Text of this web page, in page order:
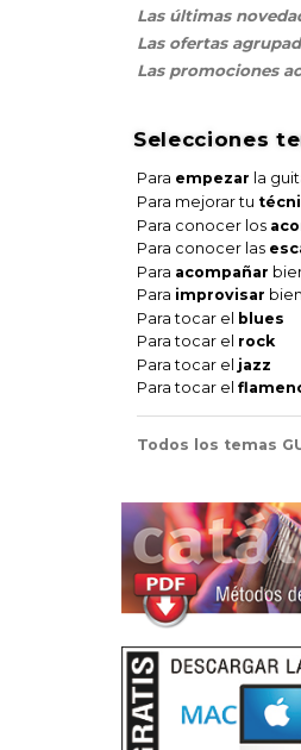
Las últimas
Las ofertas
Las promociones
Selecciones
Para empezar la
Para mejorar tu
Para conocer los
Para conocer las
Para acompañar
Para improvisar bien
Para tocar el blues
Para tocar el rock
Para tocar el jazz
Para tocar el
Todos los temas